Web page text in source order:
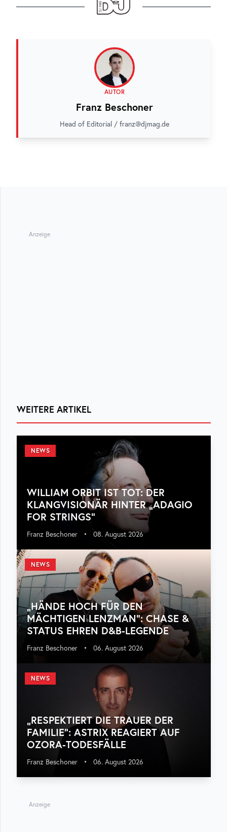
AUTOR
Franz Beschoner
Head of Editorial / franz@djmag.de
Anzeige
WEITERE ARTIKEL
NEWS
WILLIAM ORBIT IST TOT: DER
KLANGVISIONÄR HINTER „ADAGIO
FOR STRINGS“
Franz Beschoner • 08. August 2026
NEWS
„HÄNDE HOCH FÜR DEN
MÄCHTIGEN LENZMAN“: CHASE &
STATUS EHREN D&B-LEGENDE
Franz Beschoner • 06. August 2026
NEWS
„RESPEKTIERT DIE TRAUER DER
FAMILIE“: ASTRIX REAGIERT AUF
OZORA-TODESFÄLLE
Franz Beschoner • 06. August 2026
Anzeige